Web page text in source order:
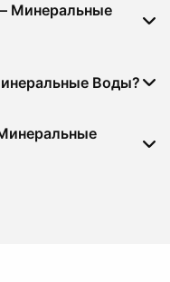
Минеральные
Воды?